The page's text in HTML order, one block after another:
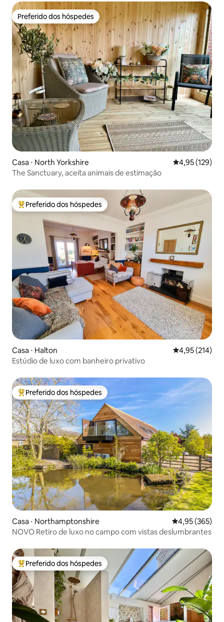
Preferido dos hóspedes
Preferido dos hóspedes
Casa ⋅ North Yorkshire 4,95 de uma
4,95 (129)
The Sanctuary, aceita animais de estimação
Entre os melhores preferidos dos hóspedes
Preferido dos hóspedes
Casa ⋅ Halton 4,95 de uma
4,95 (214)
Estúdio de luxo com banheiro privativo
Entre os melhores preferidos dos hóspedes
Preferido dos hóspedes
Casa ⋅ Northamptonshire 4,95 de uma
4,95 (365)
NOVO Retiro de luxo no campo com vistas deslumbrantes
Entre os melhores preferidos dos hóspedes
Preferido dos hóspedes